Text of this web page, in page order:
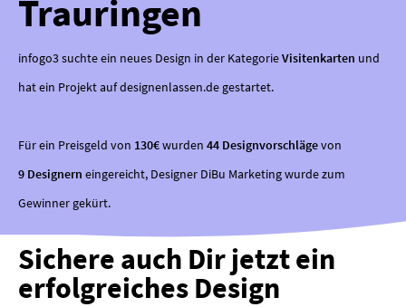
Trauringen
infogo3 suchte ein neues Design in der KategorieVisitenkarten und
hat ein Projekt auf designenlassen.de gestartet.
Für ein Preisgeld von 130€wurden 44 Designvorschlägevon
9 Designern eingereicht, Designer DiBu Marketing wurde zum
Gewinner gekürt.
Sichere auch Dir jetzt ein
erfolgreiches Design